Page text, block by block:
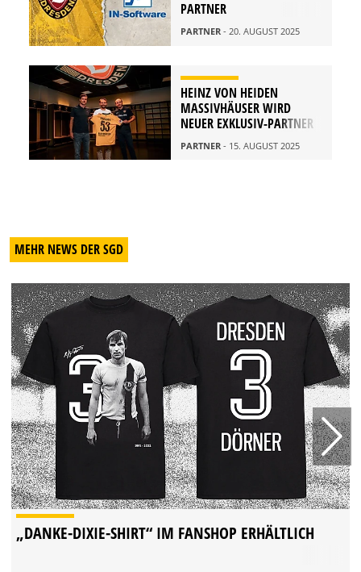
PARTNER
PARTNER - 20. AUGUST 2025
HEINZ VON HEIDEN
MASSIVHÄUSER WIRD
NEUER EXKLUSIV-PARTNER
PARTNER - 15. AUGUST 2025
MEHR NEWS DER SGD
„DANKE-DIXIE-SHIRT“ IM FANSHOP ERHÄLTLICH